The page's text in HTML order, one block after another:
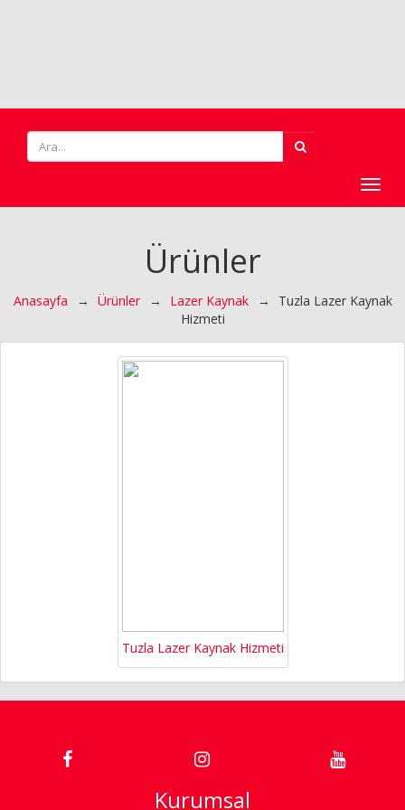
Ürünler
Anasayfa → Ürünler → Lazer Kaynak →
Tuzla Lazer Kaynak
Hizmeti
Tuzla Lazer Kaynak Hizmeti
Kurumsal